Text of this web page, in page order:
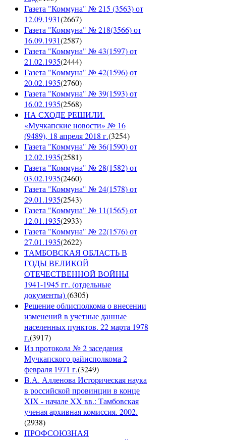
Газета "Коммуна" № 215 (3563) от
12.09.1931(2667)
Газета "Коммуна" № 218(3566) от
16.09.1931(2587)
Газета "Коммуна" № 43(1597) от
21.02.1935(2444)
Газета "Коммуна" № 42(1596) от
20.02.1935(2760)
Газета "Коммуна" № 39(1593) от
16.02.1935(2568)
НА СХОДЕ РЕШИЛИ.
«Мучкапские новости» № 16
(9489), 18 апреля 2018 г.(3254)
Газета "Коммуна" № 36(1590) от
12.02.1935(2581)
Газета "Коммуна" № 28(1582) от
03.02.1935(2460)
Газета "Коммуна" № 24(1578) от
29.01.1935(2543)
Газета "Коммуна" № 11(1565) от
12.01.1935(2933)
Газета "Коммуна" № 22(1576) от
27.01.1935(2622)
ТАМБОВСКАЯ ОБЛАСТЬ В
ГОДЫ ВЕЛИКОЙ
ОТЕЧЕСТВЕННОЙ ВОЙНЫ
1941-1945 гг. (отдельные
документы)(6305)
Решение облисполкома о внесении
изменений в учетные данные
населенных пунктов. 22 марта 1978
г.(3917)
Из протокола № 2 заседания
Мучкапского райисполкома 2
февраля 1971 г.(3249)
В.А. Алленова Историческая наука
в российской провинции в конце
XIX - начале XX вв.: Тамбовская
ученая архивная комиссия. 2002.
(2938)
ПРОФСОЮЗНАЯ